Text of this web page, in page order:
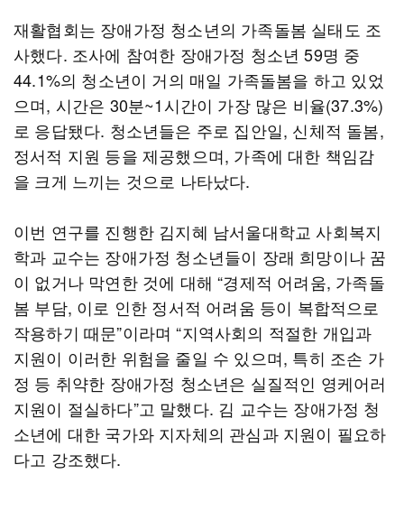
재활협회는 장애가정 청소년의 가족돌봄 실태도 조
사했다. 조사에 참여한 장애가정 청소년 59명 중
44.1%의 청소년이 거의 매일 가족돌봄을 하고 있었
으며, 시간은 30분~1시간이 가장 많은 비율(37.3%)
로 응답됐다. 청소년들은 주로 집안일, 신체적 돌봄,
정서적 지원 등을 제공했으며, 가족에 대한 책임감
을 크게 느끼는 것으로 나타났다.
이번 연구를 진행한 김지혜 남서울대학교 사회복지
학과 교수는 장애가정 청소년들이 장래 희망이나 꿈
이 없거나 막연한 것에 대해 “경제적 어려움, 가족돌
봄 부담, 이로 인한 정서적 어려움 등이 복합적으로
작용하기 때문”이라며 “지역사회의 적절한 개입과
지원이 이러한 위험을 줄일 수 있으며, 특히 조손 가
정 등 취약한 장애가정 청소년은 실질적인 영케어러
지원이 절실하다”고 말했다. 김 교수는 장애가정 청
소년에 대한 국가와 지자체의 관심과 지원이 필요하
다고 강조했다.